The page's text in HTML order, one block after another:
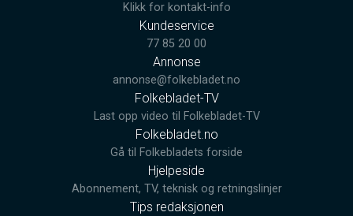
Klikk for kontakt-info
Kundeservice
77 85 20 00
Annonse
annonse@folkebladet.no
Folkebladet-TV
Last opp video til Folkebladet-TV
Folkebladet.no
Gå til Folkebladets forside
Hjelpeside
Abonnement, TV, teknisk og retningslinjer
Tips redaksjonen